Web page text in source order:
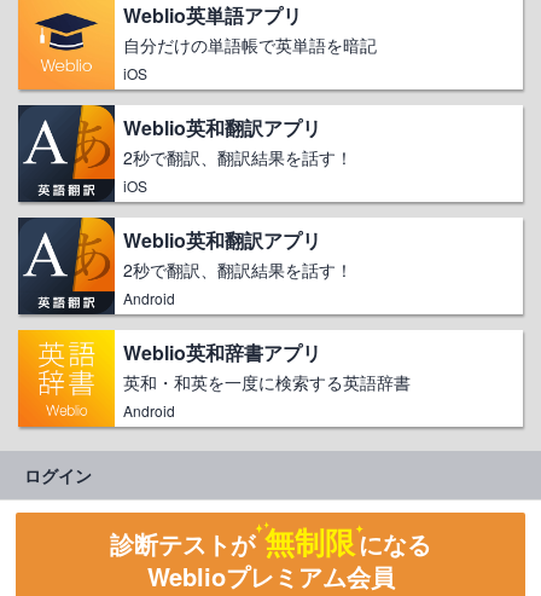
Weblio英単語アプリ
自分だけの単語帳で英単語を暗記
iOS
Weblio英和翻訳アプリ
2秒で翻訳、翻訳結果を話す！
iOS
Weblio英和翻訳アプリ
2秒で翻訳、翻訳結果を話す！
Android
Weblio英和辞書アプリ
英和・和英を一度に検索する英語辞書
Android
ログイン
診断テストが 無制限になる
Weblioプレミアム会員